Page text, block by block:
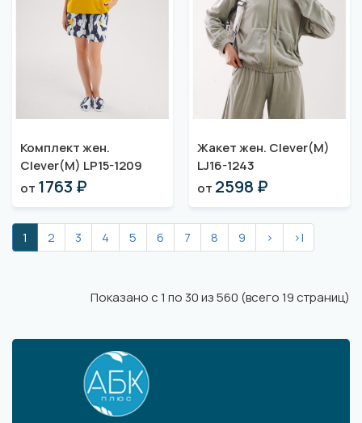
Комплект жен.
Clever(M) LP15-1209
от 1763 ₽
Жакет жен. Clever(M)
LJ16-1243
от 2598 ₽
1 2 3 4 5 6 7 8 9 > >|
Показано с 1 по 30 из 560 (всего 19 страниц)